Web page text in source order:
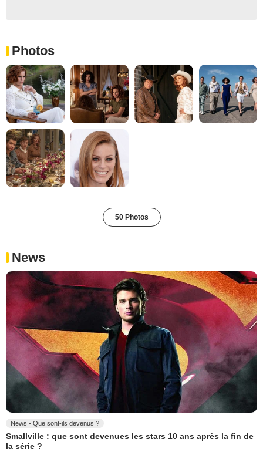
Photos
50 Photos
News
News - Que sont-ils devenus ?
Smallville : que sont devenues les stars 10 ans après la fin de
la série ?